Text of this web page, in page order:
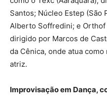
Santos; Núcleo Estep (São
Alberto Soffredini; e Orthof
dirigido por Marcos de
da Cênica, onde atua
atriz.
Improvisação em Dança,